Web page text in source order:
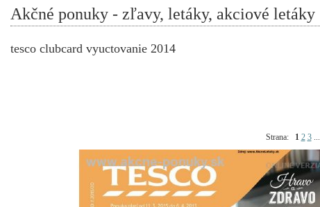
Akčné ponuky - zľavy, letáky, akciové letáky
tesco clubcard vyuctovanie 2014
Strana: 1 2 3...